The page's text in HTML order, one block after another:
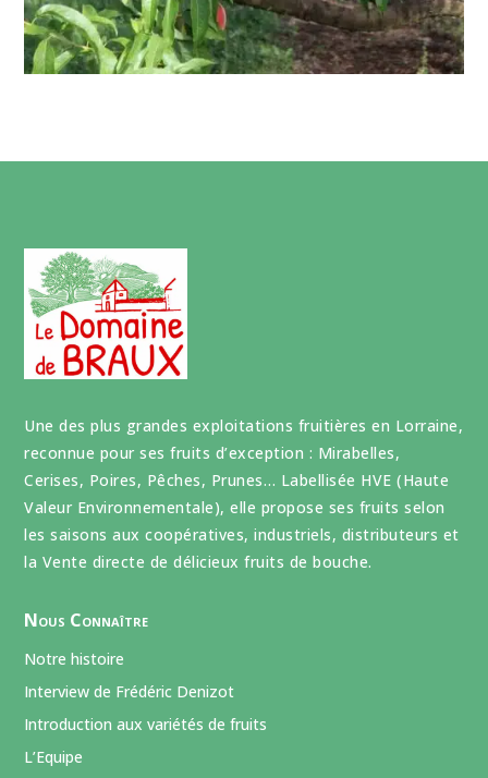
Une des plus grandes exploitations fruitières en Lorraine,
reconnue pour ses fruits d’exception : Mirabelles,
Cerises, Poires, Pêches, Prunes… Labellisée HVE (Haute
Valeur Environnementale), elle propose ses fruits selon
les saisons aux coopératives, industriels, distributeurs et
la Vente directe de délicieux fruits de bouche.
Nous Connaître
Notre histoire
Interview de Frédéric Denizot
Introduction aux variétés de fruits
L’Equipe